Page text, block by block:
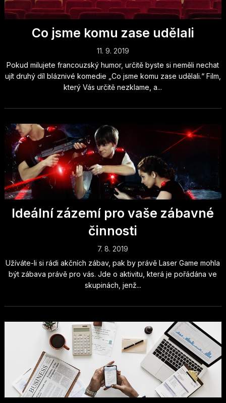
Co jsme komu zase udělali
11. 9. 2019
Pokud milujete francouzský humor, určitě byste si neměli nechat
ujít druhý díl bláznivé komedie „Co jsme komu zase udělali.“ Film,
který Vás určitě nezklame, a...
Ideální zázemí pro vaše zábavné
činnosti
7. 8. 2019
Užíváte-li si rádi akčních zábav, pak by právě Laser Game mohla
být zábava právě pro vás. Jde o aktivitu, která je pořádána ve
skupinách, jenž...